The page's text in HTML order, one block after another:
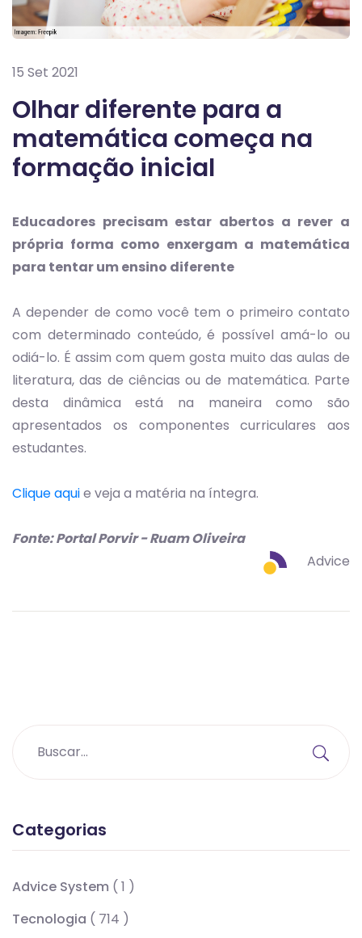
15 Set 2021
Olhar diferente para a
matemática começa na
formação inicial
Educadores precisam estar abertos a rever a
própria forma como enxergam a matemática
para tentar um ensino diferente
A depender de como você tem o primeiro contato
com determinado conteúdo, é possível amá-lo ou
odiá-lo. É assim com quem gosta muito das aulas de
literatura, das de ciências ou de matemática. Parte
desta dinâmica está na maneira como são
apresentados os componentes curriculares aos
estudantes.
Clique aquie veja a matéria na íntegra.
Fonte: Portal Porvir - Ruam Oliveira
Advice
Categorias
Advice System ( 1 )
Tecnologia ( 714 )